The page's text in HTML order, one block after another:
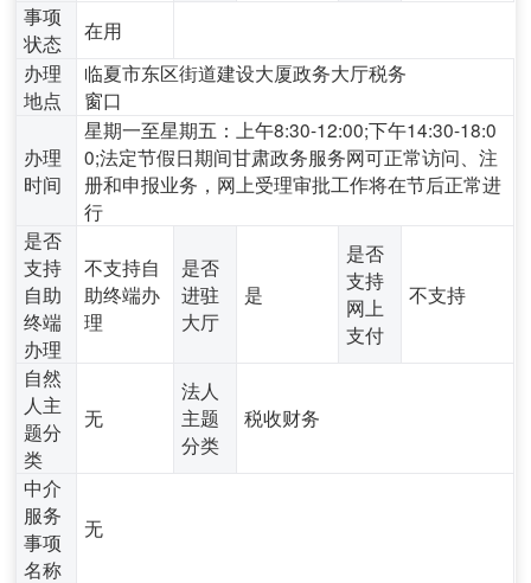
事项
状态
在用
办理
地点
临夏市东区街道建设大厦政务大厅税务
窗口
办理
时间
星期一至星期五：上午8:30-12:00;下午14:30-18:0
0;法定节假日期间甘肃政务服务网可正常访问、注
册和申报业务，网上受理审批工作将在节后正常进
行
是否
支持
自助
终端
办理
不支持自
助终端办
理
是否
进驻
大厅
是
是否
支持
网上
支付
不支持
自然
人主
题分
类
无
法人
主题
分类
税收财务
中介
服务
事项
名称
无